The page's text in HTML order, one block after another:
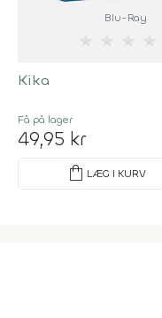
Blu-Ray
Kika
Få på lager
49,95 kr
shopping_bag LÆG I KURV